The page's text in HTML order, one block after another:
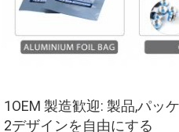
1OEM 製造歓迎: 製品,パッ
2デザインを自由にする